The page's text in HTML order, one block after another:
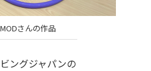
さんの作品
ングジャパンの